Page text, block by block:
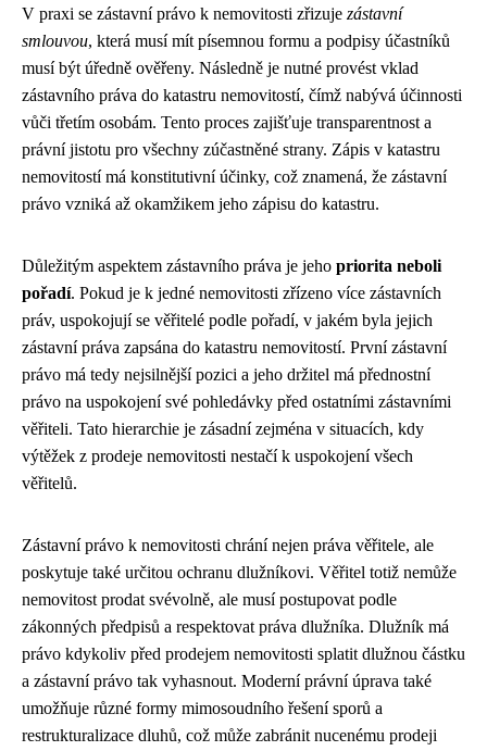
V praxi se zástavní právo k nemovitosti zřizuje zástavní
smlouvou, která musí mít písemnou formu a podpisy účastníků
musí být úředně ověřeny. Následně je nutné provést vklad
zástavního práva do katastru nemovitostí, čímž nabývá účinnosti
vůči třetím osobám. Tento proces zajišťuje transparentnost a
právní jistotu pro všechny zúčastněné strany. Zápis v katastru
nemovitostí má konstitutivní účinky, což znamená, že zástavní
právo vzniká až okamžikem jeho zápisu do katastru.
Důležitým aspektem zástavního práva je jeho priorita neboli
pořadí. Pokud je k jedné nemovitosti zřízeno více zástavních
práv, uspokojují se věřitelé podle pořadí, v jakém byla jejich
zástavní práva zapsána do katastru nemovitostí. První zástavní
právo má tedy nejsilnější pozici a jeho držitel má přednostní
právo na uspokojení své pohledávky před ostatními zástavními
věřiteli. Tato hierarchie je zásadní zejména v situacích, kdy
výtěžek z prodeje nemovitosti nestačí k uspokojení všech
věřitelů.
Zástavní právo k nemovitosti chrání nejen práva věřitele, ale
poskytuje také určitou ochranu dlužníkovi. Věřitel totiž nemůže
nemovitost prodat svévolně, ale musí postupovat podle
zákonných předpisů a respektovat práva dlužníka. Dlužník má
právo kdykoliv před prodejem nemovitosti splatit dlužnou částku
a zástavní právo tak vyhasnout. Moderní právní úprava také
umožňuje různé formy mimosoudního řešení sporů a
restrukturalizace dluhů, což může zabránit nucenému prodeji